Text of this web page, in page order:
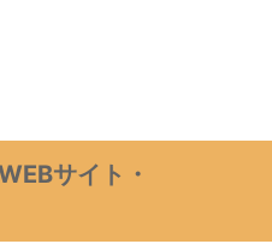
サイト・